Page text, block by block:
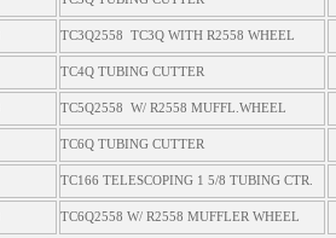
TC3Q2558 TC3Q WITH R2558 WHEEL
TC4Q TUBING CUTTER
TC5Q2558 W/ R2558 MUFFL.WHEEL
TC6Q TUBING CUTTER
TC166 TELESCOPING 1 5/8 TUBING CTR.
TC6Q2558 W/ R2558 MUFFLER WHEEL